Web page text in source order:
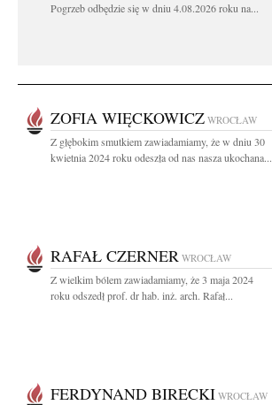
Pogrzeb odbędzie się w dniu 4.08.2026 roku na...
ZOFIA WIĘCKOWICZ WROCŁAW
Z głębokim smutkiem zawiadamiamy, że w dniu 30
kwietnia 2024 roku odeszła od nas nasza ukochana...
RAFAŁ CZERNER WROCŁAW
Z wielkim bólem zawiadamiamy, że 3 maja 2024
roku odszedł prof. dr hab. inż. arch. Rafał...
FERDYNAND BIRECKI WROCŁAW